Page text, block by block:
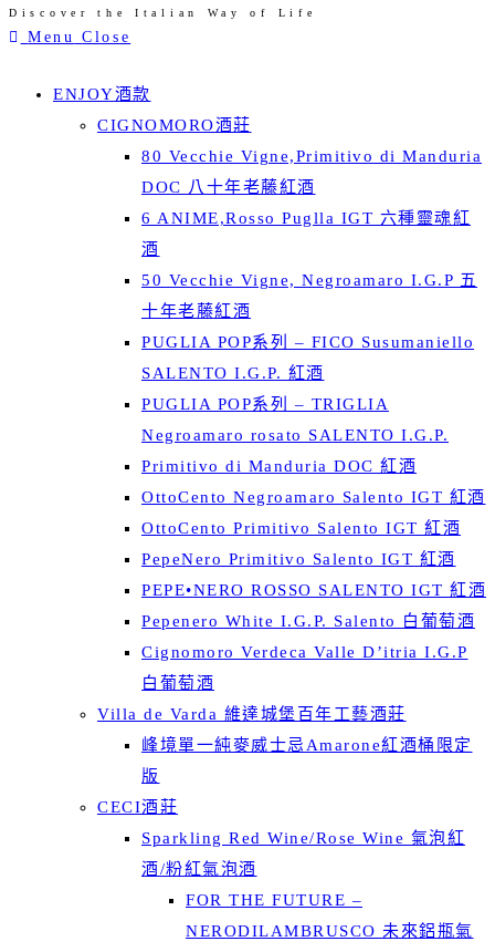
content
Discover the Italian Way of Life
Menu Close
ENJOY酒款
CIGNOMORO酒莊
80 Vecchie Vigne,Primitivo di Manduria
DOC 八十年老藤紅酒
6 ANIME,Rosso Puglla IGT 六種靈魂紅
酒
50 Vecchie Vigne, Negroamaro I.G.P 五
十年老藤紅酒
PUGLIA POP系列 – FICO Susumaniello
SALENTO I.G.P. 紅酒
PUGLIA POP系列 – TRIGLIA
Negroamaro rosato SALENTO I.G.P.
Primitivo di Manduria DOC 紅酒
OttoCento Negroamaro Salento IGT 紅酒
OttoCento Primitivo Salento IGT 紅酒
PepeNero Primitivo Salento IGT 紅酒
PEPE•NERO ROSSO SALENTO IGT 紅酒
Pepenero White I.G.P. Salento 白葡萄酒
Cignomoro Verdeca Valle D’itria I.G.P
白葡萄酒
Villa de Varda 維達城堡百年工藝酒莊
峰境單一純麥威士忌Amarone紅酒桶限定
版
CECI酒莊
Sparkling Red Wine/Rose Wine 氣泡紅
酒/粉紅氣泡酒
FOR THE FUTURE –
NERODILAMBRUSCO 未來鋁瓶氣